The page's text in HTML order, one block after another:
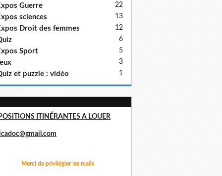
Guerre 22
sciences 13
Droit des femmes 12
6
Sport 5
3
et puzzle : vidéo 1
ITINÉRANTES A LOUER
Merci de privilégier les mails